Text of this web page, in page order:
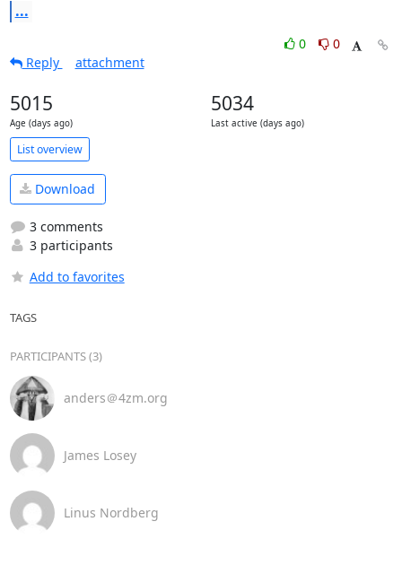
...
0
0
Reply
attachment
5015
Age (days ago)
5034
Last active (days ago)
List overview
Download
3 comments
3 participants
Add to favorites
TAGS
PARTICIPANTS (3)
anders＠4zm.org
James Losey
Linus Nordberg